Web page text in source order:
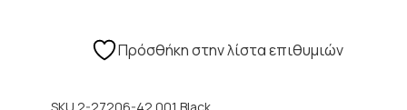
Πρόσθήκη στην λίστα επιθυμιών